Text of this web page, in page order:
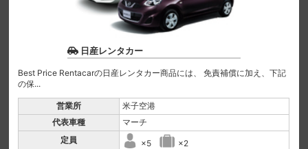
日産レンタカー
Best Price Rentacarの日産レンタカー商品には、 免責補償に加え、下記
の保...
営業所
米子空港
代表車種
マーチ
定員
×5 ×2